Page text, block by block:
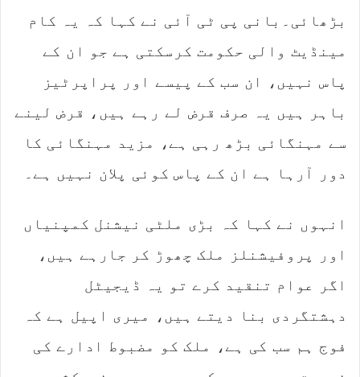
بڑھائی۔بانی پی ٹی آئی نے کہا کہ یہ کام
مینڈیٹ والی حکومت کرسکتی ہے جو ان کے
پاس نہیں، ان سب کے پیسے اور پراپرٹیز
باہر ہیں یہ صرف قرض لے رہے ہیں، قرض لینے
سے مہنگائی بڑھ رہی ہے، مزید مہنگائی کا
دور آرہا ہے ان کے پاس کوئی پلان نہیں ہے۔
انہوں نے کہا کہ بڑی ملٹی نیشنل کمپنیاں
اور پروفیشنلز ملک چھوڑ کر جارہے ہیں،
اگر عوام تنقید کرے تو یہ ڈیجیٹل
دہشتگردی بنا دیتے ہیں، میری اپیل ہے کہ
فوج ہم سب کی ہے، ملک کو مضبوط ادارے کی